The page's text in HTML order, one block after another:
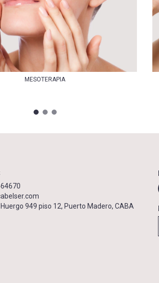
MESOTERAPIA
949 piso 12, Puerto Madero, CABA